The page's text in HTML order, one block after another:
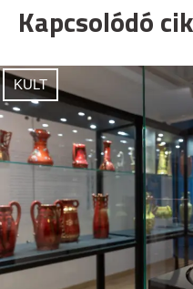
Kapcsolódó
KULT